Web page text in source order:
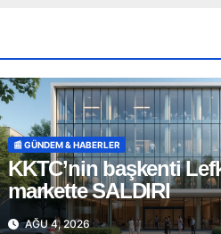
📰 GÜNDEM & HABERLER
KKTC’nin başkenti
markette SALDIRI
AĞU 4, 2026